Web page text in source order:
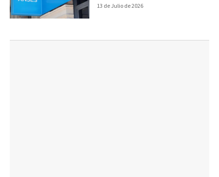
13 de Julio de 2026